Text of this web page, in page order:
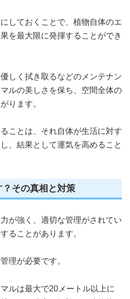
しておくことで、植物自体のエ
を最大限に発揮することができ
しく拭き取るなどのメンテナン
ルの美しさを保ち、空間全体の
ります。
ことは、それ自体が生活に対す
、結果として運気を高めること
その真相と対策
が強く、適切な管理がされてい
ることがあります。
理が必要です。
ルは最大で20メートル以上に